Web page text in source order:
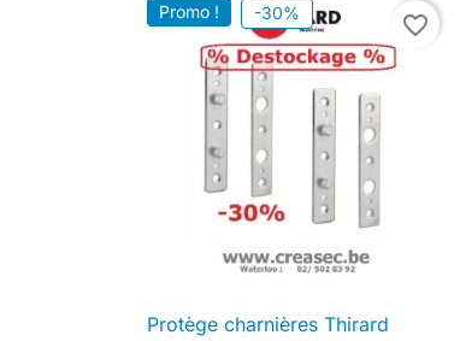
Promo ! -30% favorite_border
Protège charnières Thirard